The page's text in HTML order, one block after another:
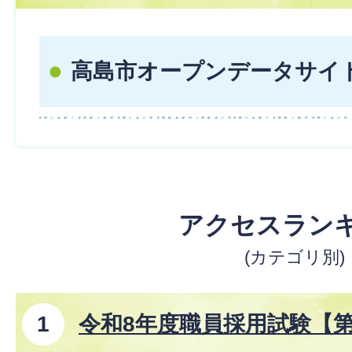
高島市オープンデータサイ
アクセスラン
(カテゴリ別)
令和8年度職員採用試験【